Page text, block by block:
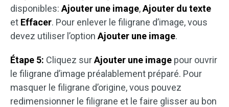
disponibles: Ajouter une image,Ajouter du texte
et Effacer. Pour enlever le filigrane d’image, vous
devez utiliser l’option Ajouter une image.
Étape 5: Cliquez surAjouter une image pour ouvrir
le filigrane d’image préalablement préparé. Pour
masquer le filigrane d’origine, vous pouvez
redimensionner le filigrane et le faire glisser au bon